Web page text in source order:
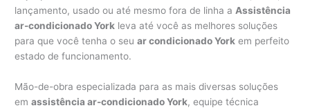
lançamento, usado ou até mesmo fora de linha a Assistência
ar-condicionado York leva até você as melhores soluções
para que você tenha o seuar condicionado York em perfeito
estado de funcionamento.
Mão-de-obra especializada para as mais diversas soluções
emassistência ar-condicionado York, equipe técnica